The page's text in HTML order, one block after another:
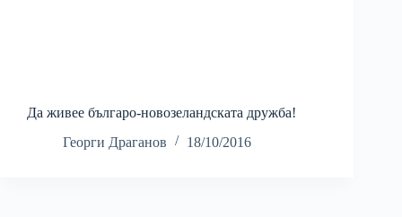
Да живее българо-новозеландската дружба!
Георги Драганов
18/10/2016